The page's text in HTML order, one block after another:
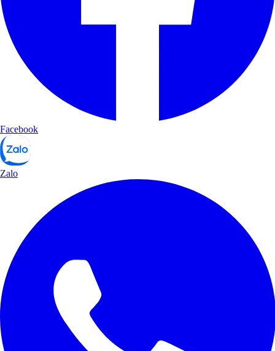
Facebook
Zalo